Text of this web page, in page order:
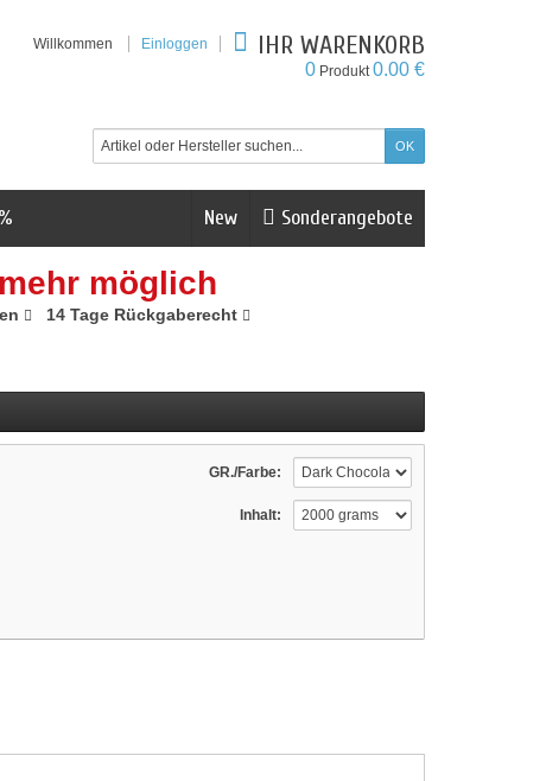
Willkommen Einloggen IHR WARENKORB
0 Produkt0.00 €
Sonderangebote
New
möglich
14 Tage Rückgaberecht
GR./Farbe:
Inhalt: